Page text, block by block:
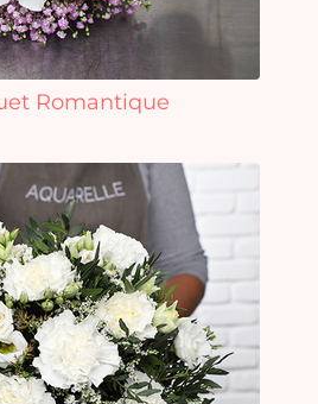
Romantique